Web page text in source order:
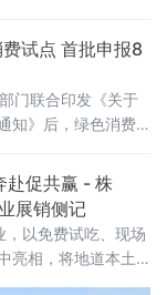
，记录这场食品盛
试点 首批申报8
门联合印发《关于
知》后，绿色消费
。试点聚焦七大任
，试点工作坚持问
向，聚焦绿色消费
赴促共赢 - 株
展销侧记
以免费试吃、现场
亮相，将地道本土